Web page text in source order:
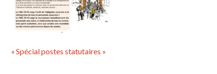
« Spécial postes statutaires »